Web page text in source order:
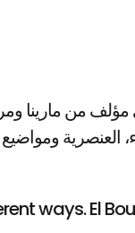
من مارينا
ways. El